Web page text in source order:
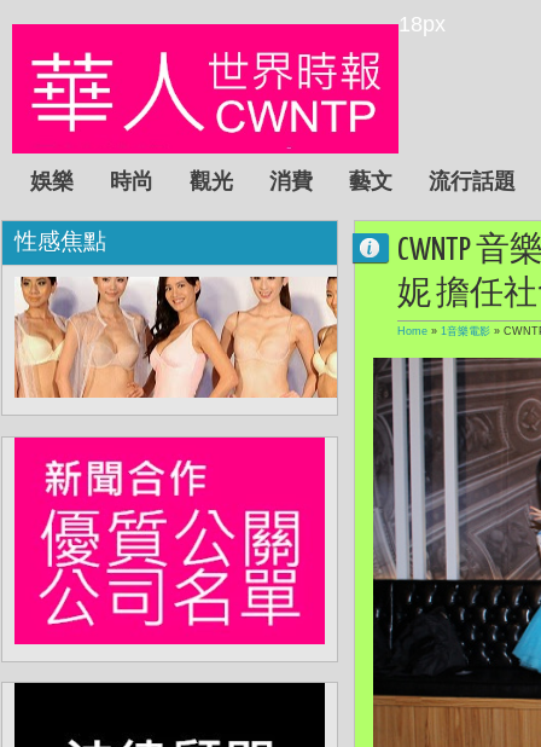
18px
娛樂 時尚 觀光 消費 藝文 流行話題
CWNTP
妮 擔任
Home » 1音樂電影 »
性感焦點